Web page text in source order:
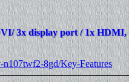
3x display port / 1x HDMI,
n107twf2-8gd/Key-Features